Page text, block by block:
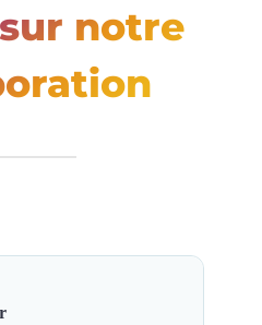
notre